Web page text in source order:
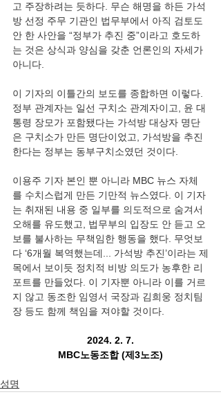
고 주장하려는 듯하다. 무슨 해명을 하든 가석
방 선정 주무 기관인 법무부에서 아직 검토도
안 한 사안을 “정부가 추진 중”이라고 호도하
는 것은 상식과 양심을 갖춘 언론인의 자세가
아니다.
이 기자의 이틀간의 보도를 종합하면 이렇다.
정부 관계자는 일선 구치소 관계자이고, 윤 대
통령 장모가 포함됐다는 가석방 대상자 명단
은 구치소가 만든 명단이었고, 가석방을 추진
한다는 정부는 동부구치소였던 것이다.
이용주 기자 본인 뿐 아니라 MBC 뉴스 자체
를 수치스럽게 만든 기만적 뉴스였다. 이 기자
는 취재된 내용 중 일부를 의도적으로 숨겨서
오해를 유도했고, 법무부의 입장도 안 듣고 오
보를 불사하는 무책임한 행동을 했다. 무엇보
다 ‘6개월 복역했는데... 가석방 추진’이라는 제
목에서 보이듯 정치적 비방 의도가 농후한 리
포트를 만들었다. 이 기자뿐 아니라 이를 거르
지 않고 동조한 임영서 국장과 김희웅 정치팀
장 등도 함께 책임을 져야할 것이다.
2024. 2. 7.
MBC노동조합 (제3노조)
성명